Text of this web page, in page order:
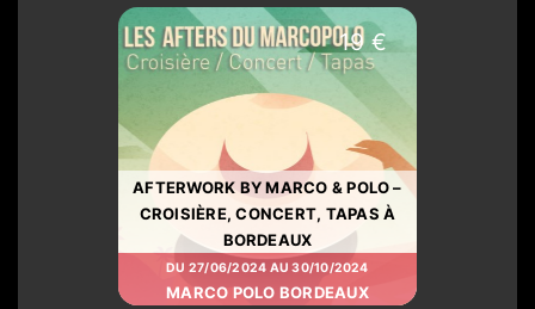
19 €
AFTERWORK BY MARCO & POLO –
CROISIÈRE, CONCERT, TAPAS À
BORDEAUX
DU 27/06/2024 AU 30/10/2024
MARCO POLO BORDEAUX